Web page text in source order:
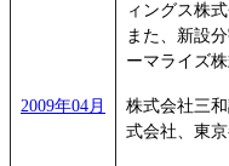
ィングス株
また、新設
ーマライズ
2009年04月
株式会社三
式会社、東